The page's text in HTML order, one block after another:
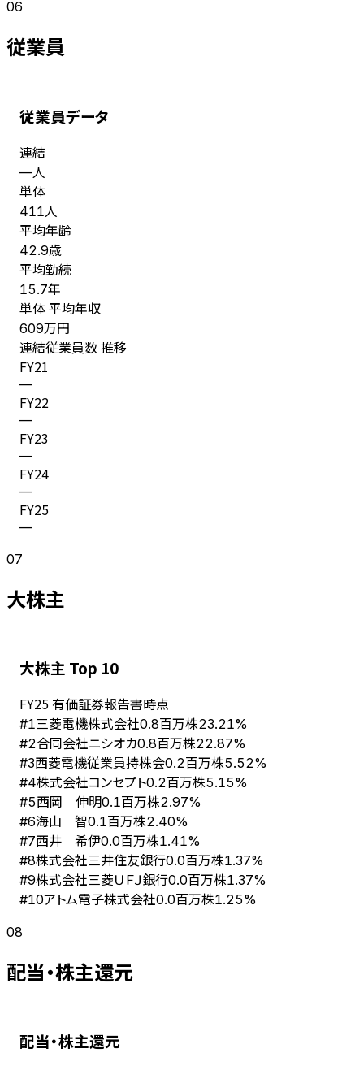
06
従業員
従業員データ
連結
—人
単体
411人
平均年齢
42.9歳
平均勤続
15.7年
単体 平均年収
609万円
連結従業員数 推移
FY21
—
FY22
—
FY23
—
FY24
—
FY25
—
07
大株主
大株主 Top 10
FY25 有価証券報告書時点
#1三菱電機株式会社0.8百万株23.21%
#2合同会社ニシオカ0.8百万株22.87%
#3西菱電機従業員持株会0.2百万株5.52%
#4株式会社コンセプト0.2百万株5.15%
#5西岡 伸明0.1百万株2.97%
#6海山 智0.1百万株2.40%
#7西井 希伊0.0百万株1.41%
#8株式会社三井住友銀行0.0百万株1.37%
#9株式会社三菱ＵＦＪ銀行0.0百万株1.37%
#10アトム電子株式会社0.0百万株1.25%
08
配当・株主還元
配当・株主還元